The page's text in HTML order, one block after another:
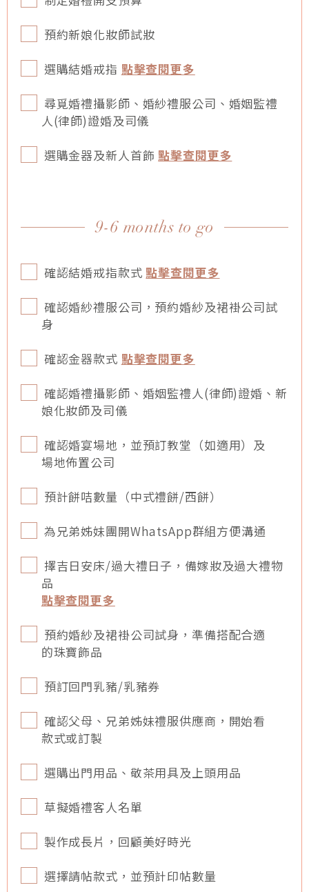
預約新娘化妝師試妝
選購結婚戒指 點擊查閱更多
尋覓婚禮攝影師、婚紗禮服公司、婚姻監禮
人(律師)證婚及司儀
選購金器及新人首飾 點擊查閱更多
9-6 months to go
確認結婚戒指款式 點擊查閱更多
確認婚紗禮服公司，預約婚紗及裙褂公司試
身
確認金器款式 點擊查閱更多
確認婚禮攝影師、婚姻監禮人(律師)證婚、新
娘化妝師及司儀
確認婚宴場地，並預訂教堂（如適用）及
場地佈置公司
預計餅咭數量（中式禮餅/西餅）
為兄弟姊妹團開WhatsApp群組方便溝通
擇吉日安床/過大禮日子，備嫁妝及過大禮物
品
點擊查閱更多
預約婚紗及裙褂公司試身，準備搭配合適
的珠寶飾品
預訂回門乳豬/乳豬券
確認父母、兄弟姊妹禮服供應商，開始看
款式或訂製
選購出門用品、敬茶用具及上頭用品
草擬婚禮客人名單
製作成長片，回顧美好時光
選擇請帖款式，並預計印帖數量